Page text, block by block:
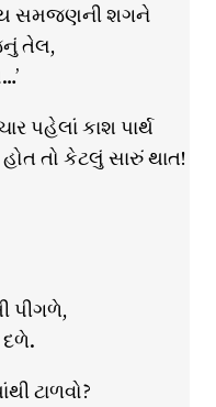
સમજણની શગને
તેલ,
પહેલાં કાશ પાર્થ
તો કેટલું સારું થાત!
પીગળે,
દળે.
ટાળવો?